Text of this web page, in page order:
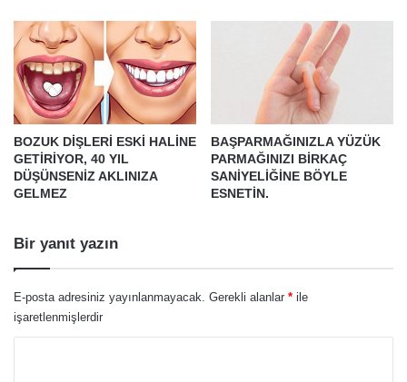
BOZUK DİŞLERİ ESKİ HALİNE
GETİRİYOR, 40 YIL
DÜŞÜNSENİZ AKLINIZA
GELMEZ
BAŞPARMAĞINIZLA YÜZÜK
PARMAĞINIZI BİRKAÇ
SANİYELİĞİNE BÖYLE
ESNETİN.
Bir yanıt yazın
E-posta adresiniz yayınlanmayacak. Gerekli alanlar * ile
işaretlenmişlerdir